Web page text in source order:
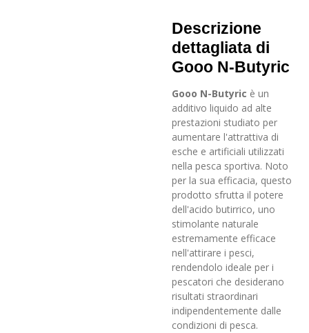
Descrizione
dettagliata di
Gooo N-Butyric
Gooo N-Butyric è un
additivo liquido ad alte
prestazioni studiato per
aumentare l'attrattiva di
esche e artificiali utilizzati
nella pesca sportiva. Noto
per la sua efficacia, questo
prodotto sfrutta il potere
dell'acido butirrico, uno
stimolante naturale
estremamente efficace
nell'attirare i pesci,
rendendolo ideale per i
pescatori che desiderano
risultati straordinari
indipendentemente dalle
condizioni di pesca.